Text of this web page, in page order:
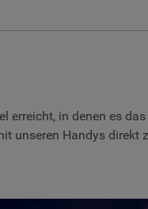
erreicht, in denen es
unseren Handys direkt